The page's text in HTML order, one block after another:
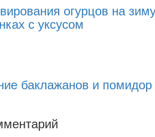
огурцов на
с уксусом
баклажанов и помидор